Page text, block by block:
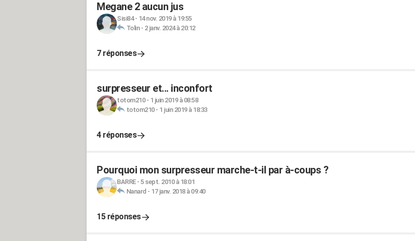
Megane 2 aucun jus
Sisi84- 14 nov. 2019 à 19:55
Tolin- 2 janv. 2024 à 20:12
7 réponses
surpresseur et... inconfort
totom210- 1 juin 2019 à 08:58
totom210- 1 juin 2019 à 18:33
4 réponses
Pourquoi mon surpresseur marche-t-il par à-coups ?
BARRE- 5 sept. 2010 à 18:01
Nanard - 17 janv. 2018 à 09:40
15 réponses